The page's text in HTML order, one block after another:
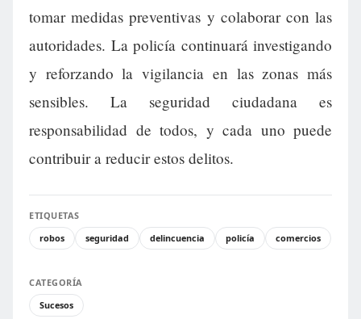
tomar medidas preventivas y colaborar con las
autoridades. La policía continuará investigando
y reforzando la vigilancia en las zonas más
sensibles. La seguridad ciudadana es
responsabilidad de todos, y cada uno puede
contribuir a reducir estos delitos.
ETIQUETAS
robos
seguridad delincuencia policía comercios
CATEGORÍA
Sucesos